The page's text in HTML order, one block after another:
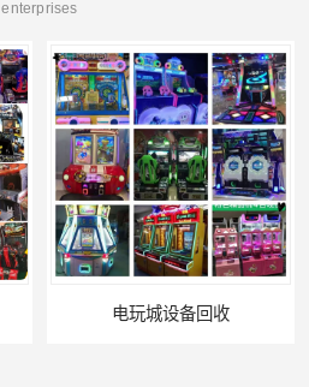
enterprises
电玩城设备回收